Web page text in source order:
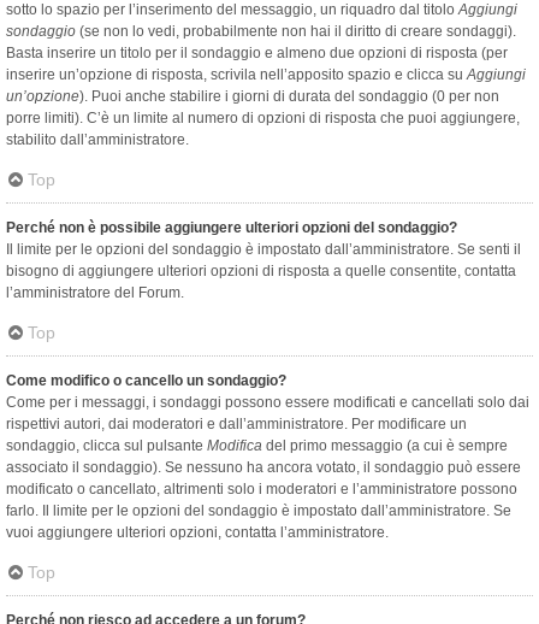
sotto lo spazio per l’inserimento del messaggio, un riquadro dal titoloAggiungi
sondaggio (se non lo vedi, probabilmente non hai il diritto di creare sondaggi).
Basta inserire un titolo per il sondaggio e almeno due opzioni di risposta (per
inserire un’opzione di risposta, scrivila nell’apposito spazio e clicca suAggiungi
un’opzione). Puoi anche stabilire i giorni di durata del sondaggio (0 per non
porre limiti). C’è un limite al numero di opzioni di risposta che puoi aggiungere,
stabilito dall’amministratore.
Top
Perché non è possibile aggiungere ulteriori opzioni del sondaggio?
Il limite per le opzioni del sondaggio è impostato dall’amministratore. Se senti il
bisogno di aggiungere ulteriori opzioni di risposta a quelle consentite, contatta
l’amministratore del Forum.
Top
Come modifico o cancello un sondaggio?
Come per i messaggi, i sondaggi possono essere modificati e cancellati solo dai
rispettivi autori, dai moderatori e dall’amministratore. Per modificare un
sondaggio, clicca sul pulsante Modifica del primo messaggio (a cui è sempre
associato il sondaggio). Se nessuno ha ancora votato, il sondaggio può essere
modificato o cancellato, altrimenti solo i moderatori e l’amministratore possono
farlo. Il limite per le opzioni del sondaggio è impostato dall’amministratore. Se
vuoi aggiungere ulteriori opzioni, contatta l’amministratore.
Top
Perché non riesco ad accedere a un forum?